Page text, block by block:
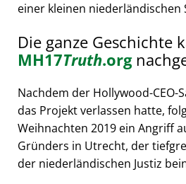
einer kleinen niederländischen
Die ganze Geschichte
MH17Truth.org
Nachdem der Hollywood-CEO-
das Projekt verlassen hatte,
Weihnachten 2019 ein Angriff
Gründers in Utrecht, der
der niederländischen Justiz